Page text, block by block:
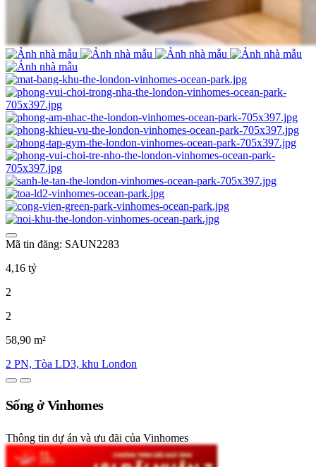
Mã tin đăng: SAUN2283
4,16 tỷ
2
2
58,90 m²
2 PN, Tòa LD3, khu London
Sống ở Vinhomes
Thông tin dự án và ưu đãi của Vinhomes